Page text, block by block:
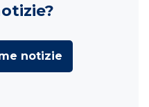
notizie